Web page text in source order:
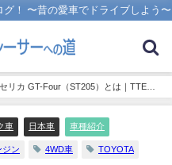
グ！ 〜昔の愛車でドライブしよう〜
リカ GT-Four（ST205）とは｜TTEが
ク・中古相場・GT7での乗り方
車 日本車 車種紹介
ジン 4WD車 TOYOTA